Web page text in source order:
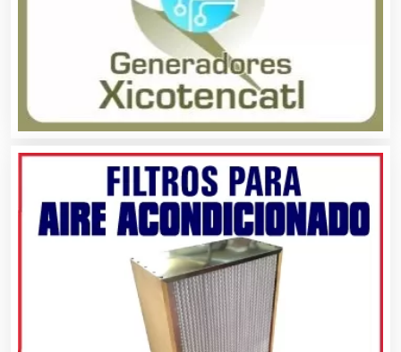
Asociaciones Empresariales
Audio, Sonido e Iluminación
Audios para Eventos
Autobuses
Automatización